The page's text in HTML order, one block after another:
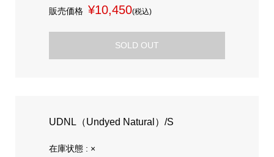
販売価格 ¥10,450(税込)
SOLD OUT
UDNL（Undyed Natural）/S
在庫状態 : ×